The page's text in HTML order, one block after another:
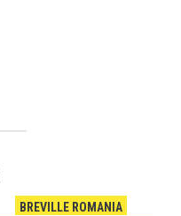
BREVILLE ROMANIA